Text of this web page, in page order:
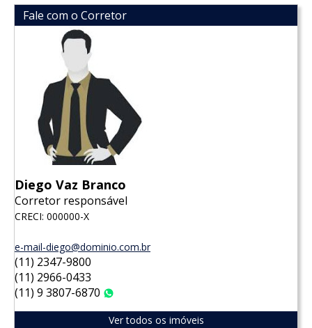
Fale com o Corretor
Diego Vaz Branco
Corretor responsável
CRECI: 000000-X
e-mail-diego@dominio.com.br
(11) 2347-9800
(11) 2966-0433
(11) 9 3807-6870
Ver todos os imóveis